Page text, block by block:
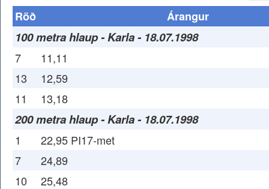
Röð
Árangur
100 metra hlaup - Karla - 18.07.1998
7
11,11
13
12,59
11
13,18
200 metra hlaup - Karla - 18.07.1998
1
22,95 PI17-met
7
24,89
10
25,48